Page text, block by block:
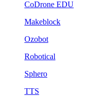
CoDrone EDU
Makeblock
Ozobot
Robotical
Sphero
TTS